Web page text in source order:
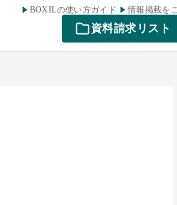
BOXILの使い方ガイド 情報掲載を
資料請求リスト